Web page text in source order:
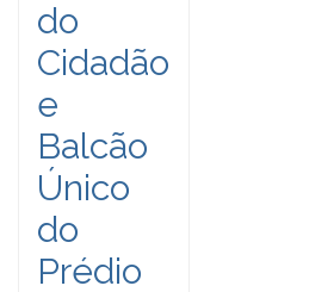
do
Cidadão
e
Balcão
Único
do
Prédio